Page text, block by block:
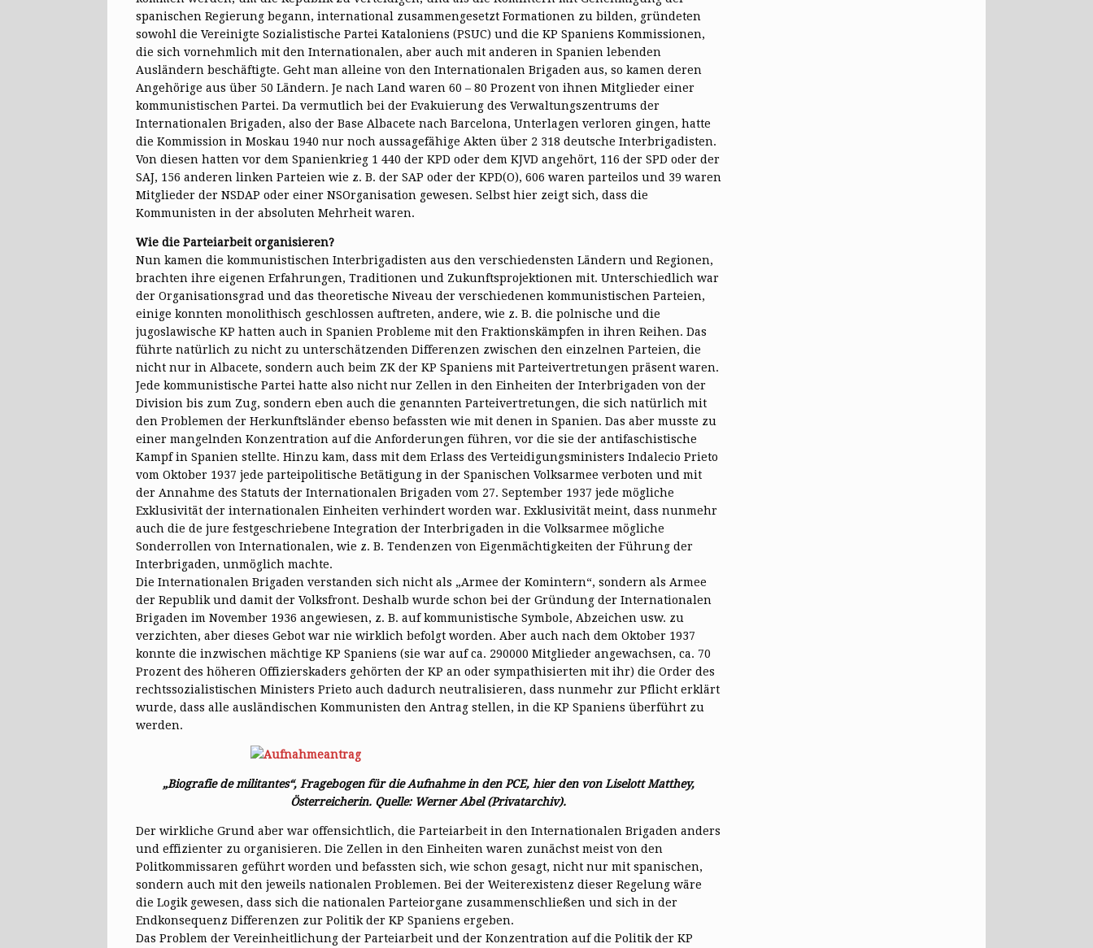
spanischen Regierung begann, international zusammengesetzt Formationen zu bilden, gründeten
sowohl die Vereinigte Sozialistische Partei Kataloniens (PSUC) und die KP Spaniens Kommissionen,
die sich vornehmlich mit den Internationalen, aber auch mit anderen in Spanien lebenden
Ausländern beschäftigte. Geht man alleine von den Internationalen Brigaden aus, so kamen deren
Angehörige aus über 50 Ländern. Je nach Land waren 60 – 80 Prozent von ihnen Mitglieder einer
kommunistischen Partei. Da vermutlich bei der Evakuierung des Verwaltungszentrums der
Internationalen Brigaden, also der Base Albacete nach Barcelona, Unterlagen verloren gingen, hatte
die Kommission in Moskau 1940 nur noch aussagefähige Akten über 2 318 deutsche Interbrigadisten.
Von diesen hatten vor dem Spanienkrieg 1 440 der KPD oder dem KJVD angehört, 116 der SPD oder der
SAJ, 156 anderen linken Parteien wie z. B. der SAP oder der KPD(O), 606 waren parteilos und 39 waren
Mitglieder der NSDAP oder einer NS­Organisation gewesen. Selbst hier zeigt sich, dass die
Kommunisten in der absoluten Mehrheit waren.
Wie die Parteiarbeit organisieren?
Nun kamen die kommunistischen Interbrigadisten aus den verschiedensten Ländern und Regionen,
brachten ihre eigenen Erfahrungen, Traditionen und Zukunftsprojektionen mit. Unterschiedlich war
der Organisationsgrad und das theoretische Niveau der verschiedenen kommunistischen Parteien,
einige konnten monolithisch geschlossen auftreten, andere, wie z. B. die polnische und die
jugoslawische KP hatten auch in Spanien Probleme mit den Fraktionskämpfen in ihren Reihen. Das
führte natürlich zu nicht zu unterschätzenden Differenzen zwischen den einzelnen Parteien, die
nicht nur in Albacete, sondern auch beim ZK der KP Spaniens mit Parteivertretungen präsent waren.
Jede kommunistische Partei hatte also nicht nur Zellen in den Einheiten der Interbrigaden von der
Division bis zum Zug, sondern eben auch die genannten Parteivertretungen, die sich natürlich mit
den Problemen der Herkunftsländer ebenso befassten wie mit denen in Spanien. Das aber musste zu
einer mangelnden Konzentration auf die Anforderungen führen, vor die sie der antifaschistische
Kampf in Spanien stellte. Hinzu kam, dass mit dem Erlass des Verteidigungsministers Indalecio Prieto
vom Oktober 1937 jede parteipolitische Betätigung in der Spanischen Volksarmee verboten und mit
der Annahme des Statuts der Internationalen Brigaden vom 27. September 1937 jede mögliche
Exklusivität der internationalen Einheiten verhindert worden war. Exklusivität meint, dass nunmehr
auch die de jure festgeschriebene Integration der Interbrigaden in die Volksarmee mögliche
Sonderrollen von Internationalen, wie z. B. Tendenzen von Eigenmächtigkeiten der Führung der
Interbrigaden, unmöglich machte.
Die Internationalen Brigaden verstanden sich nicht als „Armee der Komintern“, sondern als Armee
der Republik und damit der Volksfront. Deshalb wurde schon bei der Gründung der Internationalen
Brigaden im November 1936 angewiesen, z. B. auf kommunistische Symbole, Abzeichen usw. zu
verzichten, aber dieses Gebot war nie wirklich befolgt worden. Aber auch nach dem Oktober 1937
konnte die inzwischen mächtige KP Spaniens (sie war auf ca. 290000 Mitglieder angewachsen, ca. 70
Prozent des höheren Offizierskaders gehörten der KP an oder sympathisierten mit ihr) die Order des
rechtssozialistischen Ministers Prieto auch dadurch neutralisieren, dass nunmehr zur Pflicht erklärt
wurde, dass alle ausländischen Kommunisten den Antrag stellen, in die KP Spaniens überführt zu
werden.
„Biografie de militantes“, Fragebogen für die Aufnahme in den PCE, hier den von Liselott Matthey,
Österreicherin. Quelle: Werner Abel (Privatarchiv).
Der wirkliche Grund aber war offensichtlich, die Parteiarbeit in den Internationalen Brigaden anders
und effizienter zu organisieren. Die Zellen in den Einheiten waren zunächst meist von den
Politkommissaren geführt worden und befassten sich, wie schon gesagt, nicht nur mit spanischen,
sondern auch mit den jeweils nationalen Problemen. Bei der Weiterexistenz dieser Regelung wäre
die Logik gewesen, dass sich die nationalen Parteiorgane zusammenschließen und sich in der
Endkonsequenz Differenzen zur Politik der KP Spaniens ergeben.
Das Problem der Vereinheitlichung der Parteiarbeit und der Konzentration auf die Politik der KP